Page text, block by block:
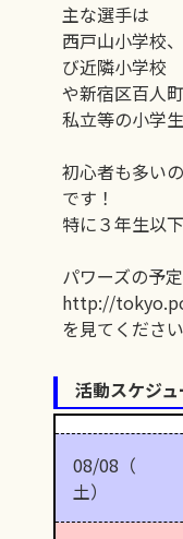
主な選手は
西戸山小学校
び近隣小学校
や新宿区百人
私立等の小学
初心者も多い
です！
特に３年生以
パワーズの予
http://
を見てください
活動スケジ
08/08（
土）